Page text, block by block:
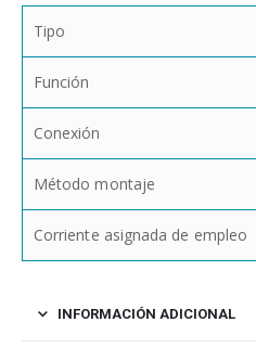
Tipo
Función
Conexión
Método montaje
Corriente asignada de empleo
INFORMACIÓN ADICIONAL